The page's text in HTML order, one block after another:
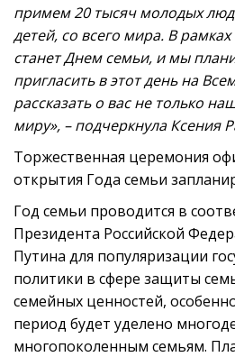
примем 20 тысяч молодых
детей, со всего мира. В
станет Днем семьи, и мы
пригласить в этот день на
рассказать о вас не только
миру», – подчеркнула Ксения
Торжественная церемония
открытия Года семьи
Год семьи проводится в
Президента Российской
Путина для популяризации
политики в сфере защиты
семейных ценностей,
период будет уделено
многопоколенным семьям.